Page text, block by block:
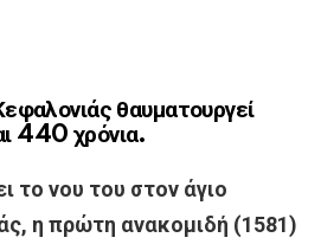
θαυματουργεί
440 χρόνια.
το νου του στον άγιο
η πρώτη ανακομιδή (1581)